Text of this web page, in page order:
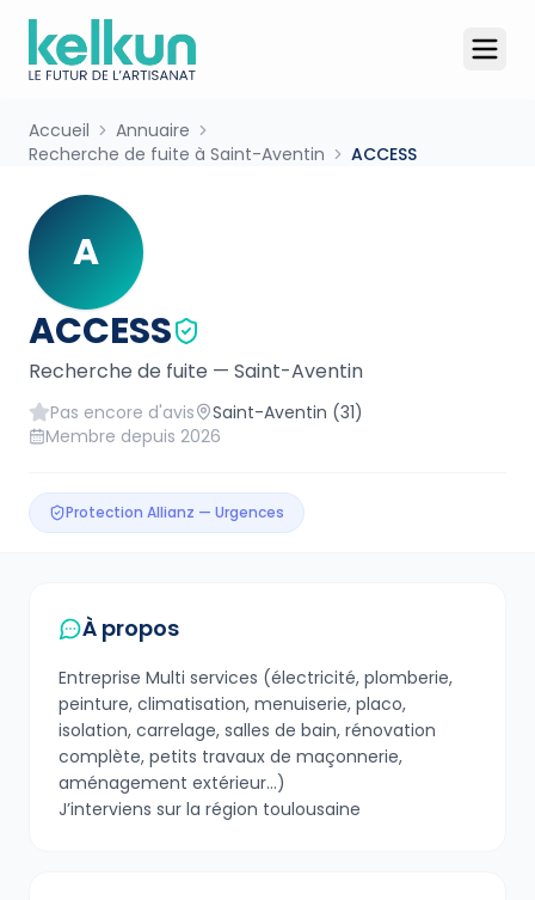
Accueil
Annuaire
Recherche de fuite à Saint-Aventin
ACCESS
A
ACCESS
Recherche de fuite — Saint-Aventin
Pas encore d'avis Saint-Aventin (31)
Membre depuis 2026
Protection Allianz — Urgences
À propos
Entreprise Multi services (électricité, plomberie,
peinture, climatisation, menuiserie, placo,
isolation, carrelage, salles de bain, rénovation
complète, petits travaux de maçonnerie,
aménagement extérieur…)
J’interviens sur la région toulousaine